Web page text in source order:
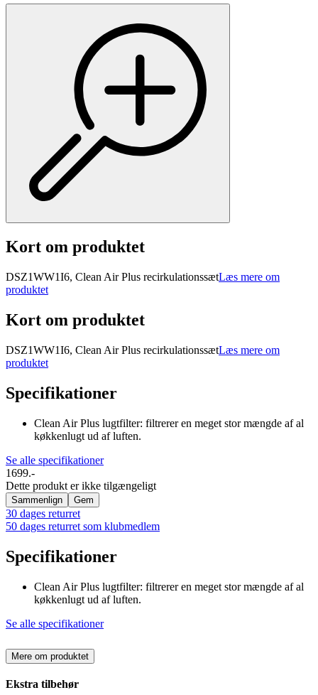
Kort om produktet
DSZ1WW1I6, Clean Air Plus recirkulationssætLæs mere om
produktet
Kort om produktet
DSZ1WW1I6, Clean Air Plus recirkulationssætLæs mere om
produktet
Specifikationer
Clean Air Plus lugtfilter: filtrerer en meget stor mængde af al
køkkenlugt ud af luften.
Se alle specifikationer
1699.-
Dette produkt er ikke tilgængeligt
Sammenlign Gem
30 dages returret
50 dages returret som klubmedlem
Specifikationer
Clean Air Plus lugtfilter: filtrerer en meget stor mængde af al
køkkenlugt ud af luften.
Se alle specifikationer
Mere om produktet
Ekstra tilbehør